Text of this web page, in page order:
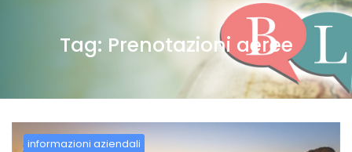
Tag: Prenotazioni aeree
informazioni aziendali